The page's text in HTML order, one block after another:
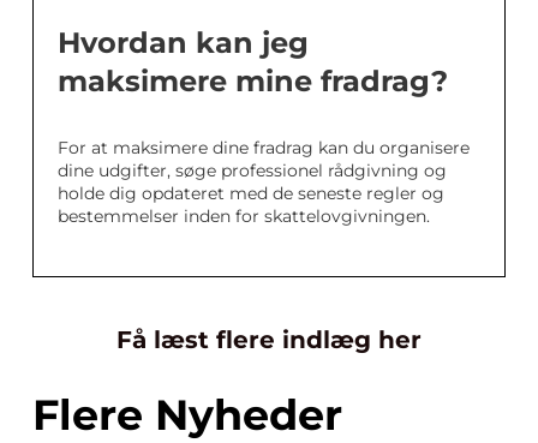
Hvordan kan jeg
maksimere mine fradrag?
For at maksimere dine fradrag kan du organisere
dine udgifter, søge professionel rådgivning og
holde dig opdateret med de seneste regler og
bestemmelser inden for skattelovgivningen.
Få læst flere indlæg her
Flere Nyheder